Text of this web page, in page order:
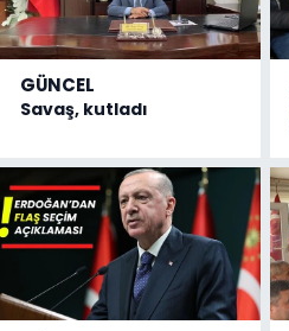
GÜNCEL
Savaş, kutladı